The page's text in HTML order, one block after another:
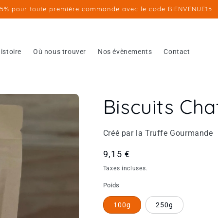
pour toute première commande avec le code BIENVENUE15
Où nous trouver Nos évènements Contact
Biscuits
Créé par la Truffe Gourmande
Prix
habituel
9,15 €
Taxes incluses.
Poids
100g 250g